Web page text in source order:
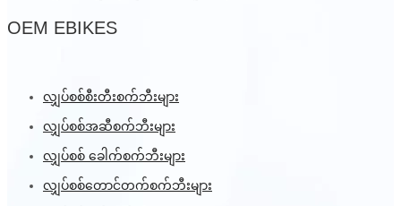
OEM EBIKES
လျှပ်စစ်စီးတီးစက်ဘီးများ
လျှပ်စစ်အဆီစက်ဘီးများ
လျှပ်စစ် ခေါက်စက်ဘီးများ
လျှပ်စစ်တောင်တက်စက်ဘီးများ